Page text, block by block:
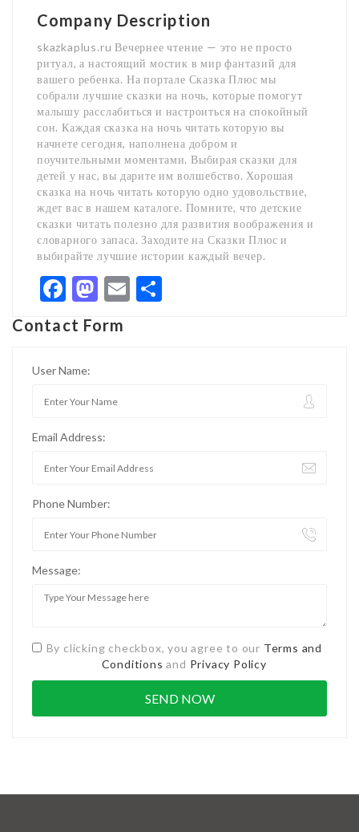
Company Description
skazkaplus.ru Вечернее чтение — это не просто
ритуал, а настоящий мостик в мир фантазий для
вашего ребенка. На портале Сказка Плюс мы
собрали лучшие сказки на ночь, которые помогут
малышу расслабиться и настроиться на спокойный
сон. Каждая сказка на ночь читать которую вы
начнете сегодня, наполнена добром и
поучительными моментами. Выбирая сказки для
детей у нас, вы дарите им волшебство. Хорошая
сказка на ночь читать которую одно удовольствие,
ждет вас в нашем каталоге. Помните, что детские
сказки читать полезно для развития воображения и
словарного запаса. Заходите на Сказки Плюс и
выбирайте лучшие истории каждый вечер.
Facebook
Mastodon
Email
Contact Form
User Name:
Email Address:
Phone Number:
Message:
By clicking checkbox, you agree to our Terms and
Conditions and Privacy Policy